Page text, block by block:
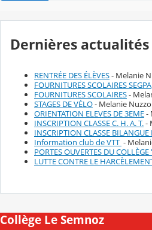
Dernières actualités
RENTRÉE DES ÉLÈVES- Melanie
FOURNITURES SCOLAIRES SEGPA
FOURNITURES SCOLAIRES-
STAGES DE VÉLO- Melanie Nuzzo
ORIENTATION ELEVES DE 3EME-
INSCRIPTION CLASSE C. H. A. T.-
INSCRIPTION CLASSE BILANGUE
Information club de VTT -
PORTES OUVERTES DU
LUTTE CONTRE LE
Collège Le Semnoz